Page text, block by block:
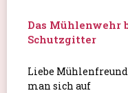
Das Mühlenwehr
Schutzgitter
Liebe
man sich auf